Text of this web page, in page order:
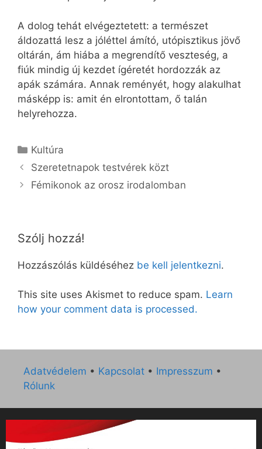
A dolog tehát elvégeztetett: a természet
áldozattá lesz a jóléttel ámító, utópisztikus jövő
oltárán, ám hiába a megrendítő veszteség, a
fiúk mindig új kezdet ígéretét hordozzák az
apák számára. Annak reményét, hogy alakulhat
másképp is: amit én elrontottam, ő talán
helyrehozza.
Kategória
Kultúra
Szeretetnapok testvérek közt
Fémikonok az orosz irodalomban
Szólj hozzá!
Hozzászólás küldéséhez be kell jelentkezni.
This site uses Akismet to reduce spam. Learn
how your comment data is processed.
Adatvédelem • Kapcsolat • Impresszum •
Rólunk